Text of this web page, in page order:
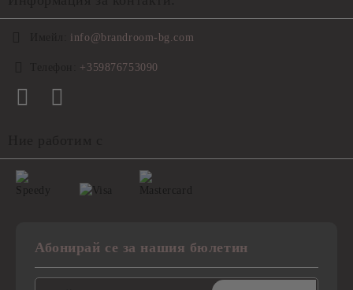
info@brandroom-bg.com
+359876753090
Абонирай се за нашия бюлетин